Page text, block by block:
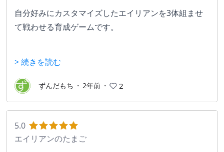
自分好みにカスタマイズしたエイリアンを3体組ませ
て戦わせる育成ゲームです。
タマイズする事で、同じキャラでも様々な特徴を持た
せる事が出来ます。
個々のエイリアンの育成方針は、最終的に多くのユー
ザーで似たり寄ったりになる事もありますが、どのキ
ャラと組ませるかによって結果は大きく変わります。
> 続きを読む
ずんだもち ・ 2年前 ・ 2
5.0
エイリアンのたまご